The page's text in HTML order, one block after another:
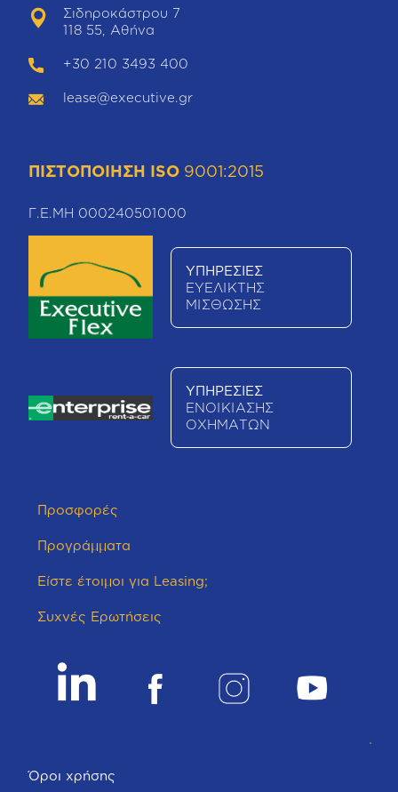
Σιδηροκάστρου 7
118 55, Αθήνα
+30 210 3493 400
lease@executive.gr
ΠΙΣΤΟΠΟΙΗΣΗ ISO 9001:2015
Γ.Ε.ΜΗ 000240501000
ΥΠΗΡΕΣΙΕΣ
ΕΥΕΛΙΚΤΗΣ
ΜΙΣΘΩΣΗΣ
ΥΠΗΡΕΣΙΕΣ
ΕΝΟΙΚΙΑΣΗΣ
ΟΧΗΜΑΤΩΝ
Προσφορές
Προγράμματα
Είστε έτοιμοι για Leasing;
Συχνές Ερωτήσεις
Όροι χρήσης